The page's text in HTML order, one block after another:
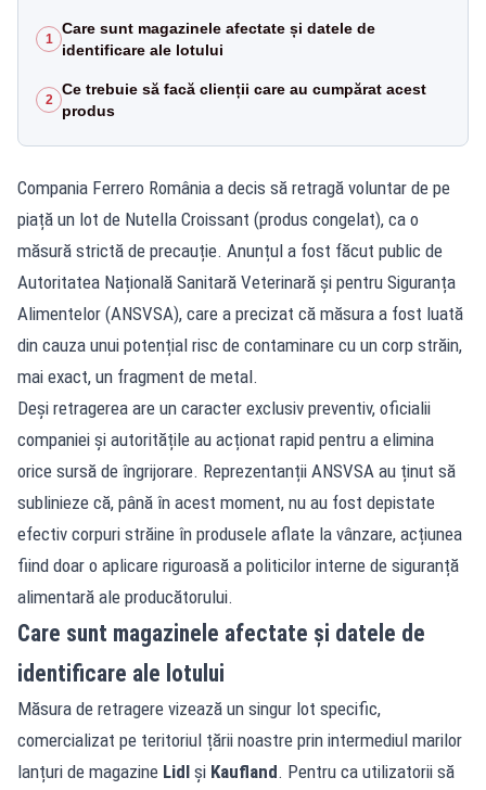
1
Care sunt magazinele afectate și datele de
identificare ale lotului
2
Ce trebuie să facă clienții care au cumpărat acest
produs
Compania Ferrero România a decis să retragă voluntar de pe
piață un lot de Nutella Croissant (produs congelat), ca o
măsură strictă de precauție. Anunțul a fost făcut public de
Autoritatea Națională Sanitară Veterinară și pentru Siguranța
Alimentelor (ANSVSA), care a precizat că măsura a fost luată
din cauza unui potențial risc de contaminare cu un corp străin,
mai exact, un fragment de metal.
Deși retragerea are un caracter exclusiv preventiv, oficialii
companiei și autoritățile au acționat rapid pentru a elimina
orice sursă de îngrijorare. Reprezentanții ANSVSA au ținut să
sublinieze că, până în acest moment, nu au fost depistate
efectiv corpuri străine în produsele aflate la vânzare, acțiunea
fiind doar o aplicare riguroasă a politicilor interne de siguranță
alimentară ale producătorului.
Care sunt magazinele afectate și datele de
identificare ale lotului
Măsura de retragere vizează un singur lot specific,
comercializat pe teritoriul țării noastre prin intermediul marilor
lanțuri de magazine Lidl și Kaufland. Pentru ca utilizatorii să